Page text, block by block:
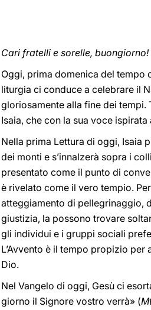
Cari fratelli e sorelle, buongiorno!
Oggi, prima domenica del tempo
liturgia ci conduce a celebrare il
gloriosamente alla fine dei
Isaia, che con la sua voce
Nella prima Lettura di oggi, Isaia
dei monti e s’innalzerà sopra i
presentato come il punto di
è rivelato come il vero tempio.
atteggiamento di pellegrinaggio,
giustizia, la possono trovare
gli individui e i gruppi sociali
L’Avvento è il tempo propizio
Dio.
Nel Vangelo di oggi, Gesù ci
giorno il Signore vostro verrà» (